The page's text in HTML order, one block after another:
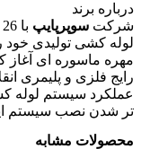
درباره برند
شرکت سوپرپایپ
مهره ماسوره ای آغاز
رایج فلزی و پلیمری
عملكرد سيستم لوله
تر شدن نصب سيستم
محصولات مشابه